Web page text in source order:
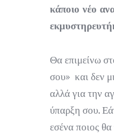
κάποιο νέο
Θα επιμείνω
σου» και δεν
αλλά για την
ύπαρξη σου.
εσένα ποιος